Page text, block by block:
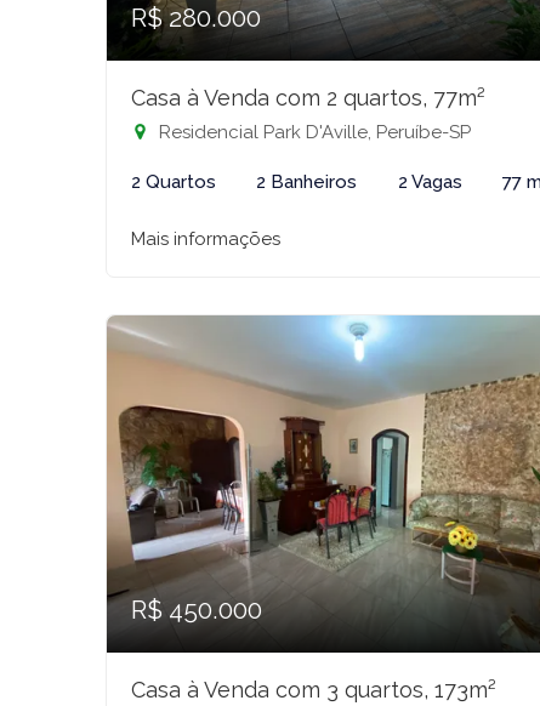
R$ 280.000
Casa à Venda com 2 quartos, 77m²
Residencial Park D'Aville, Peruíbe-SP
2 Quartos 2 Banheiros 2 Vagas 77
Mais informações
R$ 450.000
Casa à Venda com 3 quartos, 173m²